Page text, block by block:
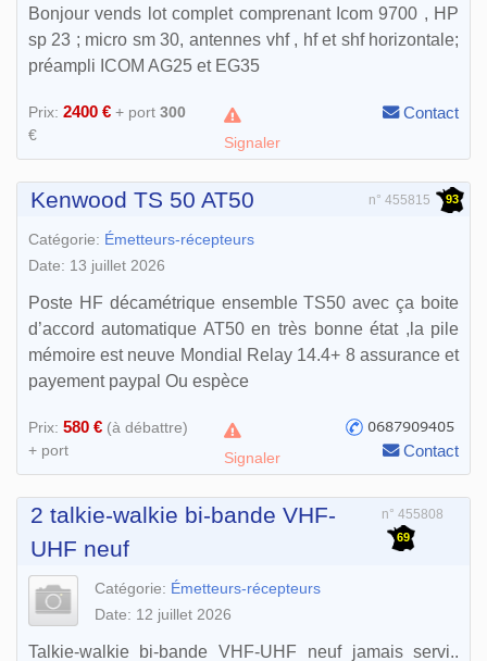
Bonjour vends lot complet comprenant Icom 9700 , HP
sp 23 ; micro sm 30, antennes vhf , hf et shf horizontale;
préampli ICOM AG25 et EG35
Prix: 2400 € + port 300
€
Signaler
Contact
Kenwood TS 50 AT50 n° 455815 93
Catégorie: Émetteurs-récepteurs
Date: 13 juillet 2026
Poste HF décamétrique ensemble TS50 avec ça boite
d’accord automatique AT50 en très bonne état ,la pile
mémoire est neuve Mondial Relay 14.4+ 8 assurance et
payement paypal Ou espèce
Prix: 580 € (à débattre)
+ port
Signaler Contact
2 talkie-walkie bi-bande VHF-
UHF neuf
n° 455808
69
Catégorie: Émetteurs-récepteurs
Date: 12 juillet 2026
Talkie-walkie bi-bande VHF-UHF neuf jamais servi..